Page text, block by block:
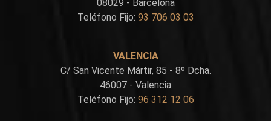
08029 - Barcelona
Teléfono Fijo: 93 706 03 03
VALENCIA
C/ San Vicente Mártir, 85 - 8º Dcha.
46007 - Valencia
Teléfono Fijo: 96 312 12 06